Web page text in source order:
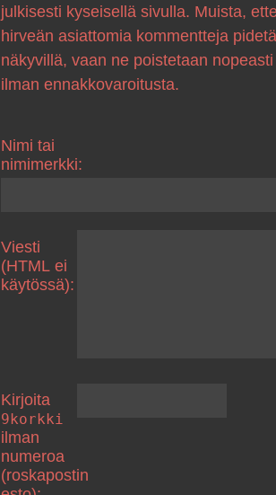
julkisesti kyseisellä sivulla. Muista,
hirveän asiattomia kommentteja pidetä
näkyvillä, vaan ne poistetaan
ilman ennakkovaroitusta.
Nimi tai
nimimerkki:
Viesti
(HTML ei
käytössä):
Kirjoita
9korkki
ilman
numeroa
(roskapostin